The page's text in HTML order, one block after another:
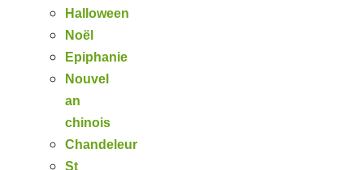
Halloween
Noël
Epiphanie
Nouvel
an
chinois
Chandeleur
St